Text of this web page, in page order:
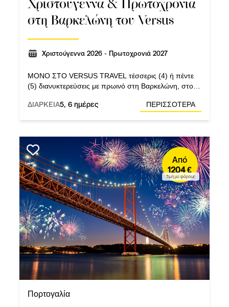
Χριστούγεννα & Πρωτοχρονιά
στη Βαρκελώνη του Versus
Χριστούγεννα 2026 - Πρωτοχρονιά 2027
ΜΟΝΟ ΣΤΟ VERSUS TRAVEL τέσσερις (4) ή πέντε
(5) διανυκτερεύσεις με πρωινό στη Βαρκελώνη, στο
4*.
ΔΙΑΡΚΕΙΑ5, 6 ημέρες ΠΕΡΙΣΣΟΤΕΡΑ
Από
1204 €
Τιμή με φόρους
Πορτογαλία